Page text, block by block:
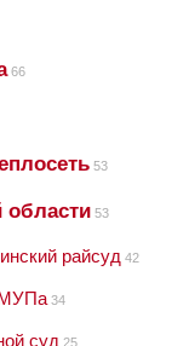
66
53
53
райсуд 42
34
суд 25